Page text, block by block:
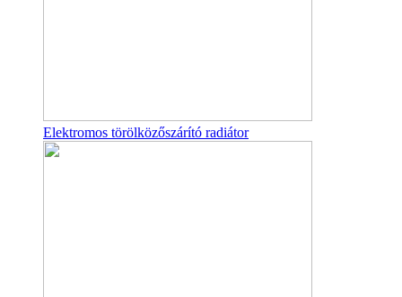
Elektromos törölközőszárító radiátor